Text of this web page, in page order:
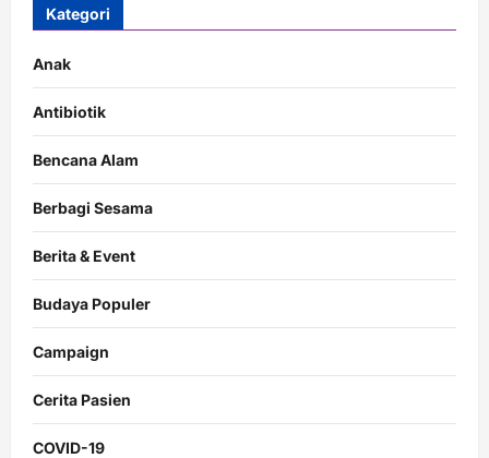
Kategori
Anak
Antibiotik
Bencana Alam
Berbagi Sesama
Berita & Event
Budaya Populer
Campaign
Cerita Pasien
COVID-19